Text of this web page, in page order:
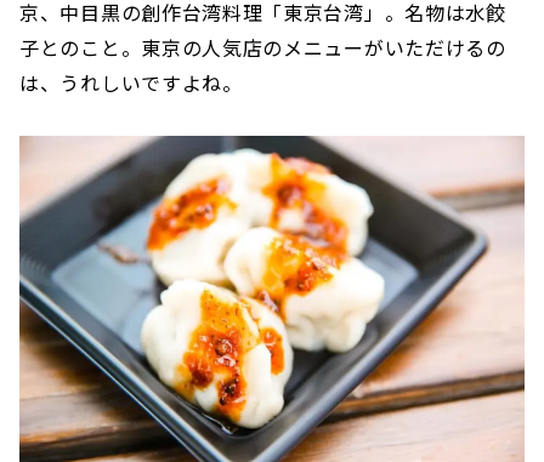
京、中目黒の創作台湾料理「東京台湾」。名物は水餃
子とのこと。東京の人気店のメニューがいただけるの
は、うれしいですよね。